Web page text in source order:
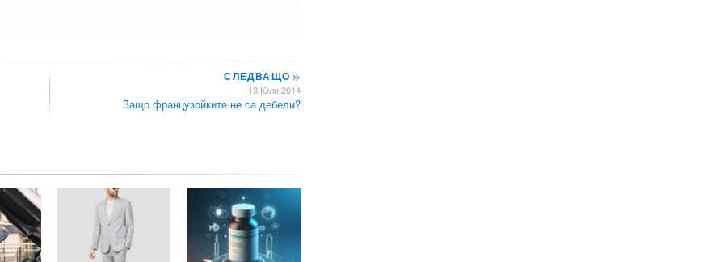
СЛЕДВАЩО>>
13 Юли 2014
Защо французойките не са дебели?